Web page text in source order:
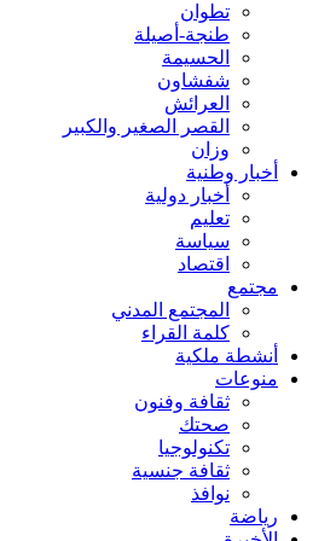
تطوان
طنجة-أصيلة
الحسيمة
شفشاون
العرائش
القصر الصغير والكبير
وزان
أخبار وطنية
أخبار دولية
تعليم
سياسة
اقتصاد
مجتمع
المجتمع المدني
كلمة القراء
أنشطة ملكية
منوعات
ثقافة وفنون
صحتك
تكنولوجيا
ثقافة جنسية
نوافذ
رياضة